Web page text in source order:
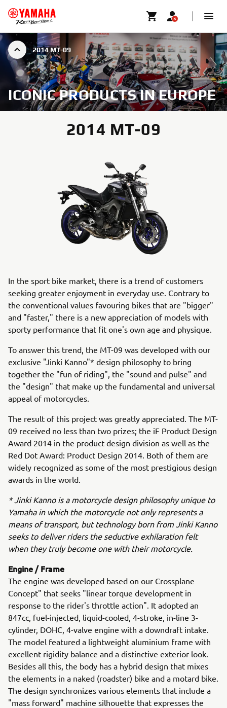
2014 MT-09
ICONIC PRODUCTS IN EUROPE
2014 MT-09
In the sport bike market, there is a trend of customers
seeking greater enjoyment in everyday use. Contrary to
the conventional values favouring bikes that are "bigger"
and "faster," there is a new appreciation of models with
sporty performance that fit one's own age and physique.
To answer this trend, the MT-09 was developed with our
exclusive "Jinki Kanno"* design philosophy to bring
together the "fun of riding", the "sound and pulse" and
the "design" that make up the fundamental and universal
appeal of motorcycles.
The result of this project was greatly appreciated. The MT-
09 received no less than two prizes; the iF Product Design
Award 2014 in the product design division as well as the
Red Dot Award: Product Design 2014. Both of them are
widely recognized as some of the most prestigious design
awards in the world.
* Jinki Kanno is a motorcycle design philosophy unique to
Yamaha in which the motorcycle not only represents a
means of transport, but technology born from Jinki Kanno
seeks to deliver riders the seductive exhilaration felt
when they truly become one with their motorcycle.
Engine / Frame
The engine was developed based on our Crossplane
Concept" that seeks "linear torque development in
response to the rider's throttle action". It adopted an
847cc, fuel-injected, liquid-cooled, 4-stroke, in-line 3-
cylinder, DOHC, 4-valve engine with a downdraft intake.
The model featured a lightweight aluminium frame with
excellent rigidity balance and a distinctive exterior look.
Besides all this, the body has a hybrid design that mixes
the elements in a naked (roadster) bike and a motard bike.
The design synchronizes various elements that include a
"mass forward" machine silhouette that expresses the